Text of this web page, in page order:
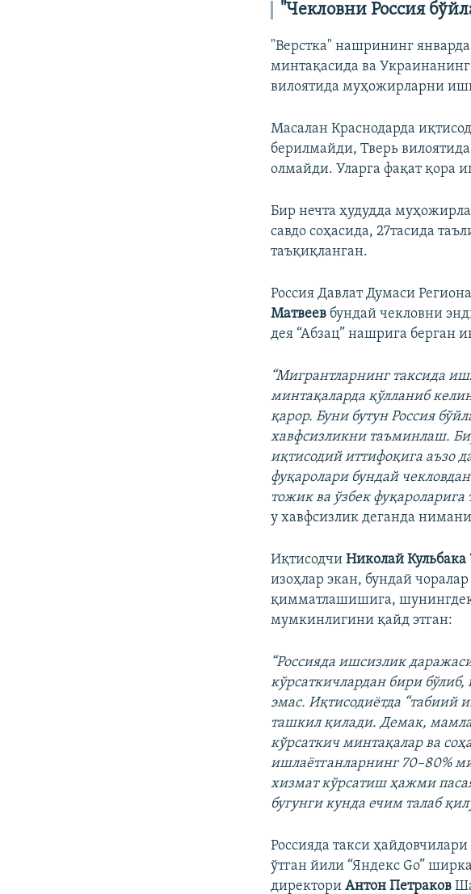
"Чекловни Россия
"Верстка" нашрининг
минтақасида ва
вилоятида муҳожирларни
Масалан Краснодарда
берилмайди, Тверь
олмайди. Уларга фақат қора
Бир нечта ҳудудда
савдо соҳасида, 27тасида
таъқиқланган.
Россия Давлат Думаси
Матвеев бундай чекловни
дея “Абзац” нашрига берган
“Мигрантларнинг таксида
минтақаларда қўлланиб
қарор. Буни бутун Россия
хавфсизликни таъминлаш.
иқтисодий иттифоқига аъзо
фуқаролари бундай
тожик ва ўзбек
у хавфсизлик деганда
ИқтисодчиНиколай Кульбака
изоҳлар экан, бундай
қимматлашишига,
мумкинлигини қайд этган:
“Россияда ишсизлик
кўрсаткичлардан бири
эмас. Иқтисодиётда “табиий
ташкил қилади. Демак,
кўрсаткич минтақалар ва
ишлаётганларнинг 70–80%
хизмат кўрсатиш ҳажми
бугунги кунда ечим талаб
Россияда такси
ўтган йили “Яндекс Go”
директориАнтон Петраков